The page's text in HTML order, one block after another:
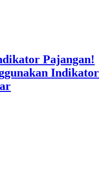
Pajangan!
Indikator